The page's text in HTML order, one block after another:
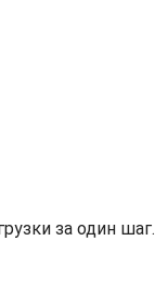
за один шаг.